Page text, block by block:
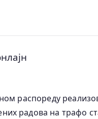
распореду
радова на